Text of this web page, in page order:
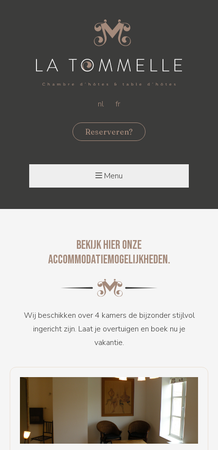
nl fr
Reserveren?
Menu
BEKIJK HIER ONZE
ACCOMMODATIEMOGELIJKHEDEN.
Wij beschikken over 4 kamers de bijzonder stijlvol
ingericht zijn. Laat je overtuigen en boek nu je
vakantie.